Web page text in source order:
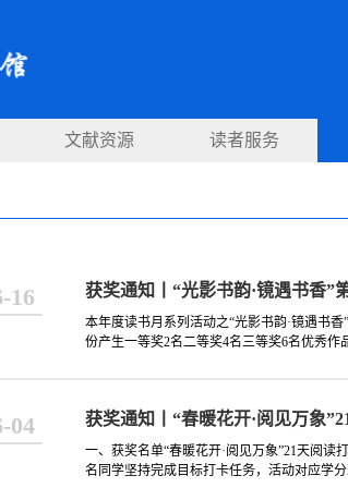
文献资源 读者服务
16 获奖通知丨“光影书韵·镜遇书香”
本年度读书月系列活动之“光影书韵·镜遇书
份产生一等奖2名二等奖4名三等奖6名优秀作
04 获奖通知丨“春暖花开·阅见万象
一、获奖名单“春暖花开·阅见万象”21天阅读
名同学坚持完成目标打卡任务，活动对应学